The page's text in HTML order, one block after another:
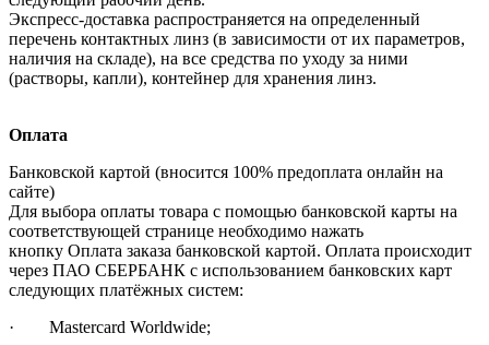
Экспресс-доставка распространяется на определенный
перечень контактных линз (в зависимости от их параметров,
наличия на складе), на все средства по уходу за ними
(растворы, капли), контейнер для хранения линз.
Оплата
Банковской картой (вносится 100% предоплата онлайн на
сайте)
Для выбора оплаты товара с помощью банковской карты на
соответствующей странице необходимо нажать
кнопку Оплата заказа банковской картой. Оплата происходит
через ПАО СБЕРБАНК с использованием банковских карт
следующих платёжных систем:
· Mastercard Worldwide;